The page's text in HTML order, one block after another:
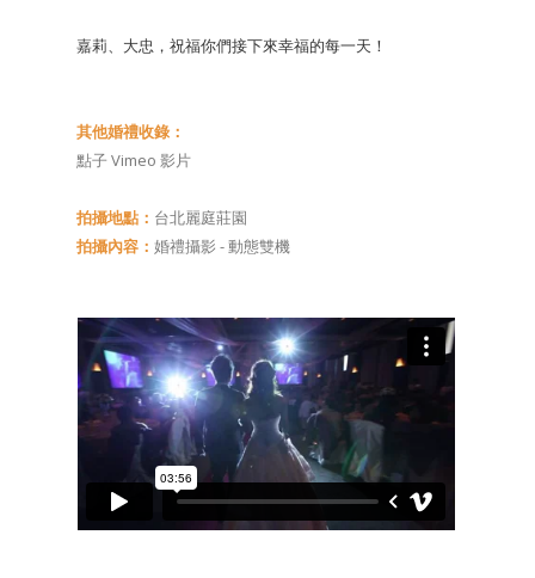
嘉莉、大忠，祝福你們接下來幸福的每一天！
其他婚禮收錄：
點子 Vimeo 影片
拍攝地點： 台北麗庭莊園
拍攝內容： 婚禮攝影 - 動態雙機